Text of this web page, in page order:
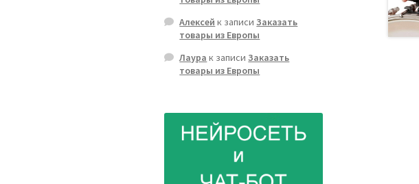
Алексей к записиЗаказать
товары из Европы
Лаура к записиЗаказать
товары из Европы